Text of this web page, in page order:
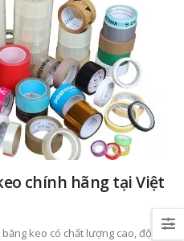
chính hãng tại Việt
keo có chất lượng cao, độ